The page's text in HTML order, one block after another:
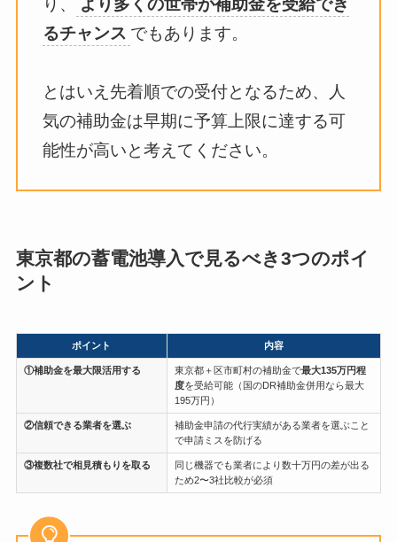
り、
より多くの世帯が補助金を受給でき
るチャンス でもあります。
とはいえ先着順での受付となるため、人
気の補助金は早期に予算上限に達する可
能性が高いと考えてください。
東京都の蓄電池導入で見るべき3つのポイ
ント
ポイント 内容
①補助金を最大限活用する 東京都＋区市町村の補助金で最大135万円程
度を受給可能（国のDR補助金併用なら最大
195万円）
②信頼できる業者を選ぶ
補助金申請の代行実績がある業者を選ぶこと
で申請ミスを防げる
③複数社で相見積もりを取る
同じ機器でも業者により数十万円の差が出る
ため2〜3社比較が必須